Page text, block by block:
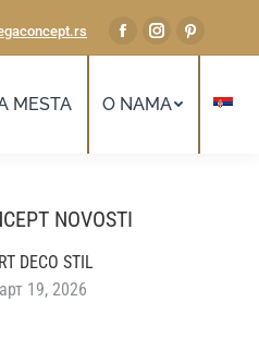
Facebook
opens
Instagram
opensopens
new
MESTA O NAMA
NOVOSTI
DECO STIL
19, 2026